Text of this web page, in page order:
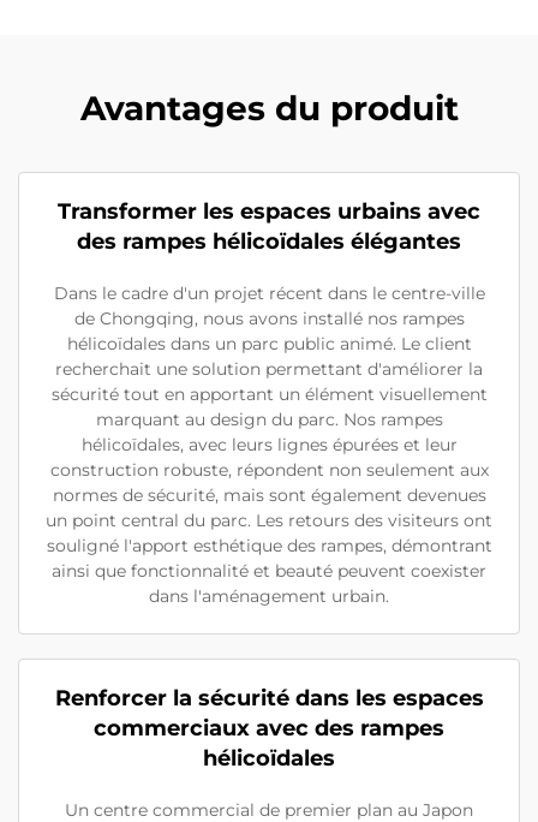
Avantages du produit
Transformer les espaces urbains avec
des rampes hélicoïdales élégantes
Dans le cadre d'un projet récent dans le centre-ville
de Chongqing, nous avons installé nos rampes
hélicoïdales dans un parc public animé. Le client
recherchait une solution permettant d'améliorer la
sécurité tout en apportant un élément visuellement
marquant au design du parc. Nos rampes
hélicoïdales, avec leurs lignes épurées et leur
construction robuste, répondent non seulement aux
normes de sécurité, mais sont également devenues
un point central du parc. Les retours des visiteurs ont
souligné l'apport esthétique des rampes, démontrant
ainsi que fonctionnalité et beauté peuvent coexister
dans l'aménagement urbain.
Renforcer la sécurité dans les espaces
commerciaux avec des rampes
hélicoïdales
Un centre commercial de premier plan au Japon